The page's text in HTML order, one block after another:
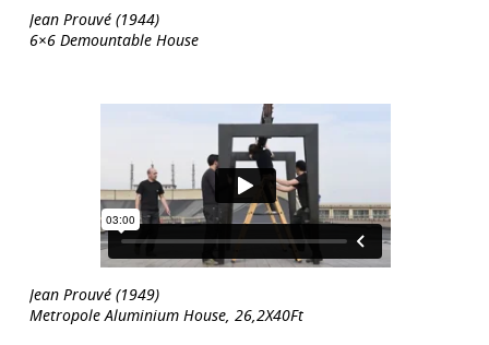
Jean Prouvé (1944)
6×6 Demountable House
Jean Prouvé (1949)
Metropole Aluminium House, 26,2X40Ft